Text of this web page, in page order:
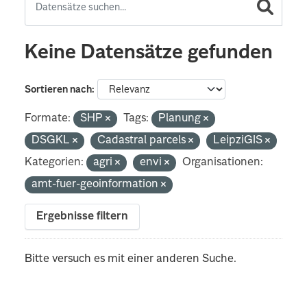
Keine Datensätze gefunden
Sortieren nach
Formate: SHP Tags:
Planung
DSGKL
Cadastral parcels
LeipziGIS
Kategorien:
agri envi
Organisationen:
amt-fuer-geoinformation
Ergebnisse filtern
Bitte versuch es mit einer anderen Suche.